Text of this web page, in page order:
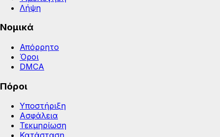
Λήψη
Νομικά
Απόρρητο
Όροι
DMCA
Πόροι
Υποστήριξη
Ασφάλεια
Τεκμηρίωση